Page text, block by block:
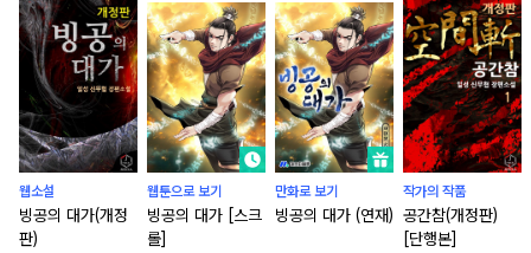
웹소설
빙공의 대가(개정
판)
웹툰으로 보기
빙공의 대가 [스크
롤]
만화로 보기
빙공의 대가 (연재)
작가의 작품
공간참(개정판)
[단행본]